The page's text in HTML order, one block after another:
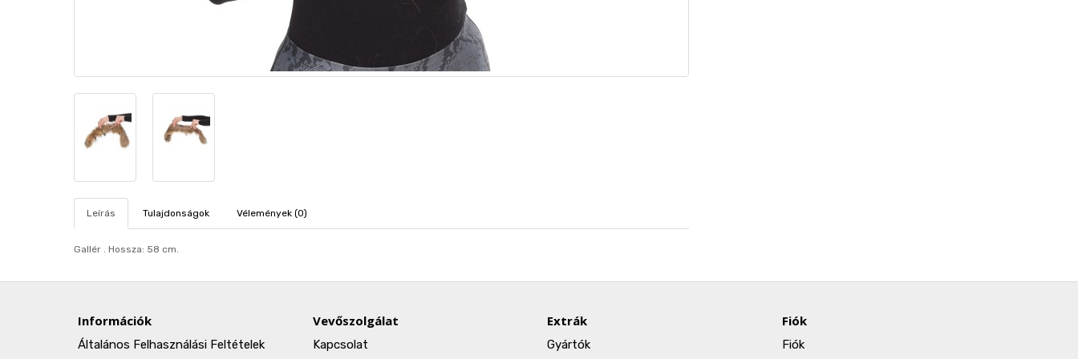
Leírás Tulajdonságok Vélemények (0)
Gallér . Hosszа: 58 cm.
Információk
Általános Felhasználási Feltételek
Vevőszolgálat
Kapcsolat
Extrák
Gyártók
Fiók
Fiók